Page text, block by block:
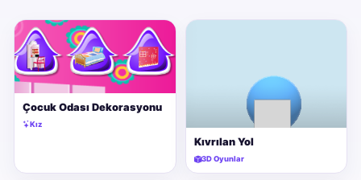
Çocuk Odası Dekorasyonu
Kız
Kıvrılan Yol
3D Oyunlar